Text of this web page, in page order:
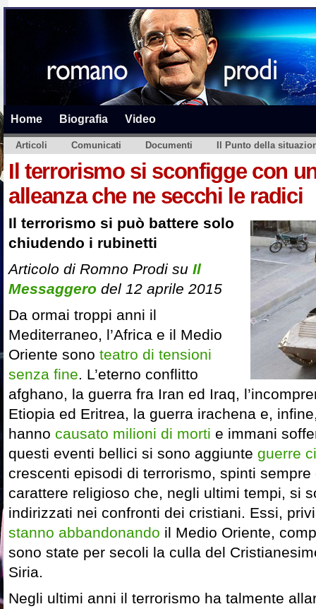
Home Biografia Video
Articoli Comunicati Documenti Il Punto della
Il terrorismo si sconfigge con
alleanza che ne secchi le radici
Il terrorismo si può battere solo
chiudendo i rubinetti
Articolo di Romno Prodi su Il
Messaggero del 12 aprile 2015
Da ormai troppi anni il
Mediterraneo, l’Africa e il Medio
Oriente sono teatro di tensioni
senza fine. L’eterno conflitto
afghano, la guerra fra Iran ed Iraq,
Etiopia ed Eritrea, la guerra irachena e,
hanno causato milioni di morti e immani
questi eventi bellici si sono aggiunte guerre
crescenti episodi di terrorismo, spinti
carattere religioso che, negli ultimi tempi, si
indirizzati nei confronti dei cristiani. Essi,
stanno abbandonando il Medio Oriente,
sono state per secoli la culla del
Siria.
Negli ultimi anni il terrorismo ha talmente